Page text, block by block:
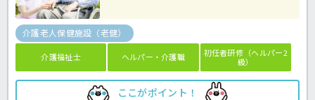
介護老人保健施設（老健）
介護福祉士 ヘルパー・介護職
初任者研修（ヘルパー2
級）
ここがポイント！